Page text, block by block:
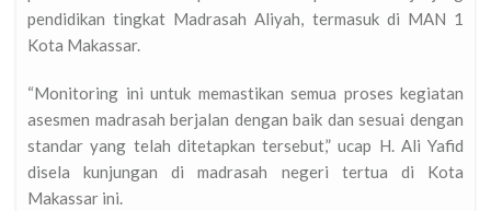
pendidikan tingkat Madrasah Aliyah, termasuk di MAN 1
Kota Makassar.
“Monitoring ini untuk memastikan semua proses kegiatan
asesmen madrasah berjalan dengan baik dan sesuai dengan
standar yang telah ditetapkan tersebut,” ucap H. Ali Yafid
disela kunjungan di madrasah negeri tertua di Kota
Makassar ini.